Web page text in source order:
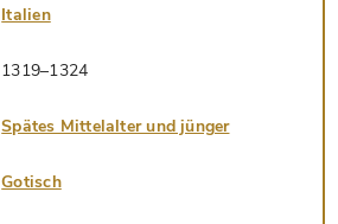
Italien
1319–1324
Spätes Mittelalter und jünger
Gotisch